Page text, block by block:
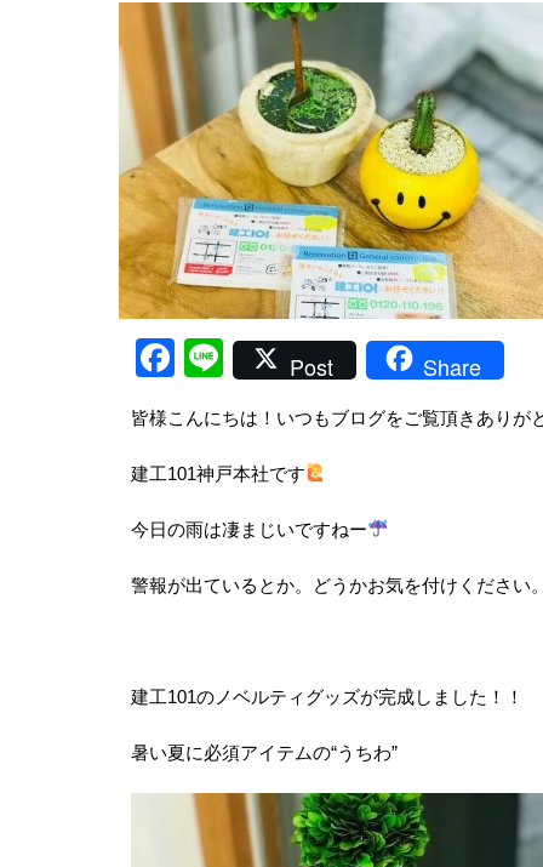
Facebook
LinePost Share
皆様こんにちは！いつもブログをご覧頂きありが
建工101神戸本社です
今日の雨は凄まじいですねー
警報が出ているとか。どうかお気を付けください
建工101のノベルティグッズが完成しました！！
暑い夏に必須アイテムの“うちわ”